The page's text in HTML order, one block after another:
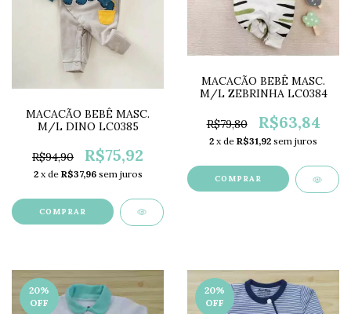
MACACÃO BEBÊ MASC.
M/L DINO LC0385
R$94,90 R$75,92
2 x de R$37,96 sem juros
COMPRAR
MACACÃO BEBÊ MASC.
M/L ZEBRINHA LC0384
R$79,80 R$63,84
2 x de R$31,92 sem juros
COMPRAR
20%
OFF
20%
OFF